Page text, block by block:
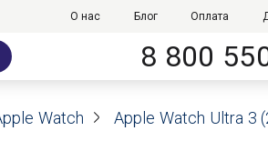
О нас Блог Оплата
8 800
Watch Apple Watch Ultra 3